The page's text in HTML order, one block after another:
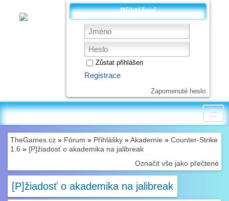
Přihlášení
Zůstat přihlášen
Registrace
Zapomenuté heslo
☰
TheGames.cz » Fórum » Přihlášky »Akademie » Counter-Strike
1.6 » [P]žiadosť o akademika na jalibreak
Označit vše jako přečtené
[P]žiadosť o akademika na jalibreak